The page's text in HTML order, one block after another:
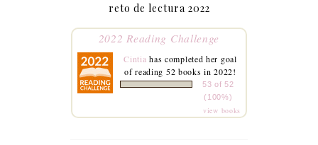
reto de lectura 2022
2022 Reading Challenge
Cintia has completed her goal
of reading 52 books in 2022!
53 of 52
(100%)
view books